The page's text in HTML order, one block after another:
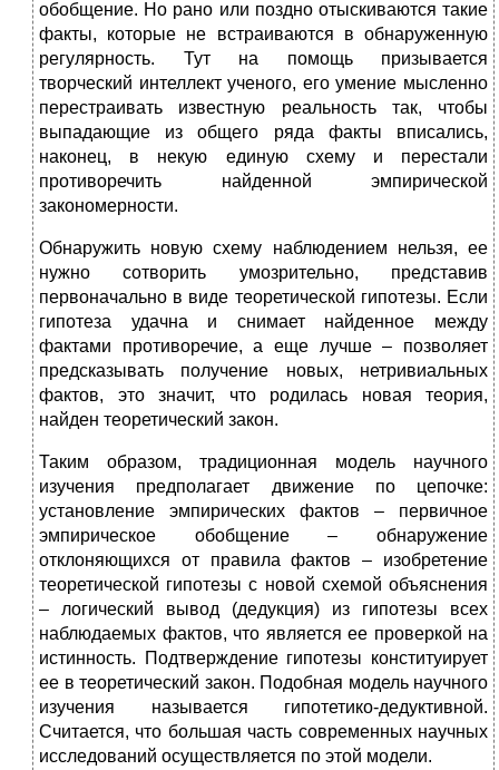
обобщение. Но рано или поздно отыскиваются такие
факты, которые не встраиваются в обнаруженную
регулярность. Тут на помощь призывается
творческий интеллект ученого, его умение мысленно
перестраивать известную реальность так, чтобы
выпадающие из общего ряда факты вписались,
наконец, в некую единую схему и перестали
противоречить найденной эмпирической
закономерности.
Обнаружить новую схему наблюдением нельзя, ее
нужно сотворить умозрительно, представив
первоначально в виде теоретической гипотезы. Если
гипотеза удачна и снимает найденное между
фактами противоречие, а еще лучше – позволяет
предсказывать получение новых, нетривиальных
фактов, это значит, что родилась новая теория,
найден теоретический закон.
Таким образом, традиционная модель научного
изучения предполагает движение по цепочке:
установление эмпирических фактов – первичное
эмпирическое обобщение – обнаружение
отклоняющихся от правила фактов – изобретение
теоретической гипотезы с новой схемой объяснения
– логический вывод (дедукция) из гипотезы всех
наблюдаемых фактов, что является ее проверкой на
истинность. Подтверждение гипотезы конституирует
ее в теоретический закон. Подобная модель научного
изучения называется гипотетико-дедуктивной.
Считается, что большая часть современных научных
исследований осуществляется по этой модели.